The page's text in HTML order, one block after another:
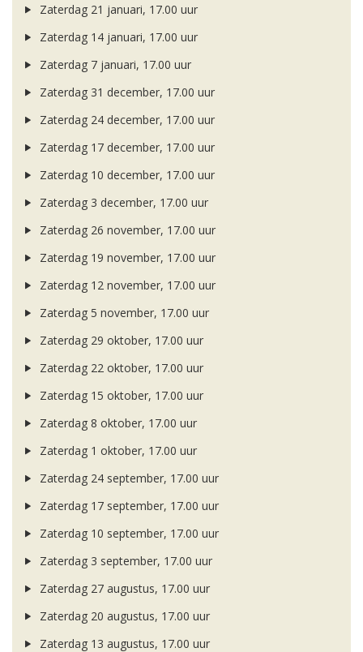
Zaterdag 21 januari, 17.00 uur
Zaterdag 14 januari, 17.00 uur
Zaterdag 7 januari, 17.00 uur
Zaterdag 31 december, 17.00 uur
Zaterdag 24 december, 17.00 uur
Zaterdag 17 december, 17.00 uur
Zaterdag 10 december, 17.00 uur
Zaterdag 3 december, 17.00 uur
Zaterdag 26 november, 17.00 uur
Zaterdag 19 november, 17.00 uur
Zaterdag 12 november, 17.00 uur
Zaterdag 5 november, 17.00 uur
Zaterdag 29 oktober, 17.00 uur
Zaterdag 22 oktober, 17.00 uur
Zaterdag 15 oktober, 17.00 uur
Zaterdag 8 oktober, 17.00 uur
Zaterdag 1 oktober, 17.00 uur
Zaterdag 24 september, 17.00 uur
Zaterdag 17 september, 17.00 uur
Zaterdag 10 september, 17.00 uur
Zaterdag 3 september, 17.00 uur
Zaterdag 27 augustus, 17.00 uur
Zaterdag 20 augustus, 17.00 uur
Zaterdag 13 augustus, 17.00 uur